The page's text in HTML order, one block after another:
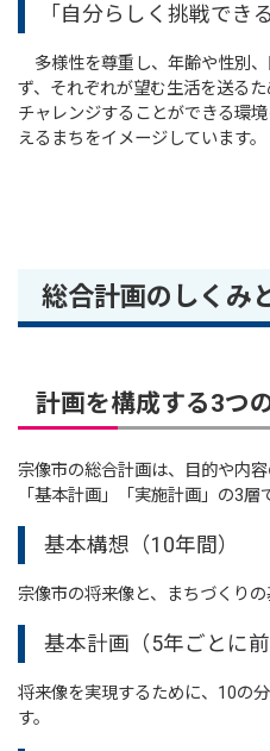
「自分らしく挑戦できる
多様性を尊重し、年齢や性別
ず、それぞれが望む生活を送る
チャレンジすることができる環
えるまちをイメージしています。
総合計画のしくみ
計画を構成する3つ
宗像市の総合計画は、目的や内
「基本計画」「実施計画」の3層
基本構想（10年間）
宗像市の将来像と、まちづくりの
基本計画（5年ごとに前
将来像を実現するために、10の
す。